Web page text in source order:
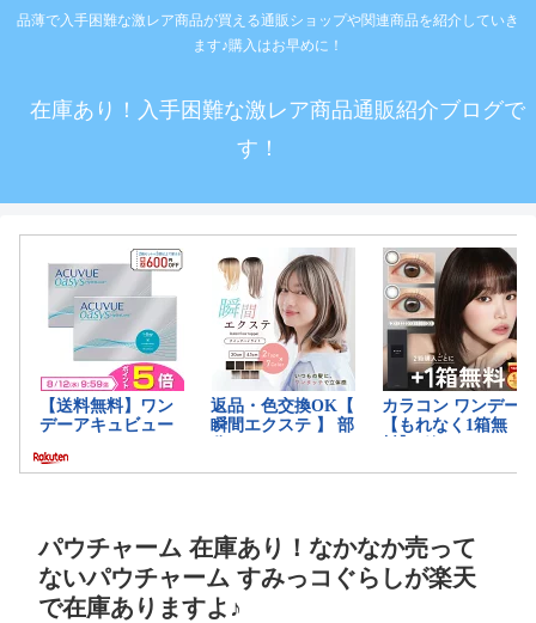
品薄で入手困難な激レア商品が買える通販ショップや関連商品を紹介していき
ます♪購入はお早めに！
在庫あり！入手困難な激レア商品通販紹介ブログで
す！
パウチャーム 在庫あり！なかなか売って
ないパウチャーム すみっコぐらしが楽天
で在庫ありますよ♪